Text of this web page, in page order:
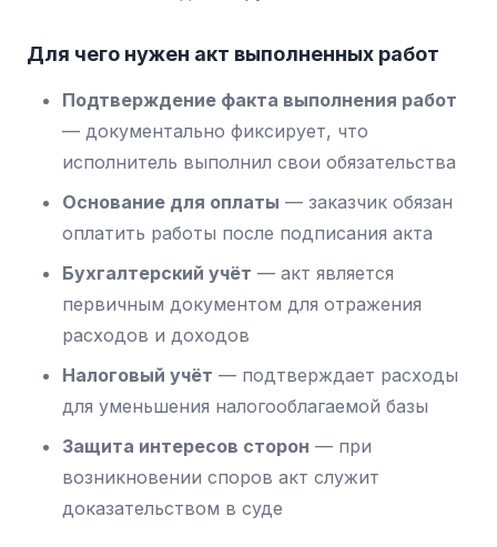
Для чего нужен акт выполненных работ
Подтверждение факта выполнения работ
— документально фиксирует, что
исполнитель выполнил свои обязательства
Основание для оплаты — заказчик обязан
оплатить работы после подписания акта
Бухгалтерский учёт — акт является
первичным документом для отражения
расходов и доходов
Налоговый учёт — подтверждает расходы
для уменьшения налогооблагаемой базы
Защита интересов сторон — при
возникновении споров акт служит
доказательством в суде